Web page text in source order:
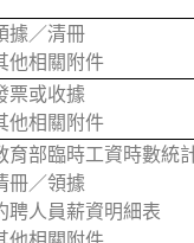
據／清冊
他相關附件
票或收據
他相關附件
育部臨時工資時數統
冊／領據
聘人員薪資明細表